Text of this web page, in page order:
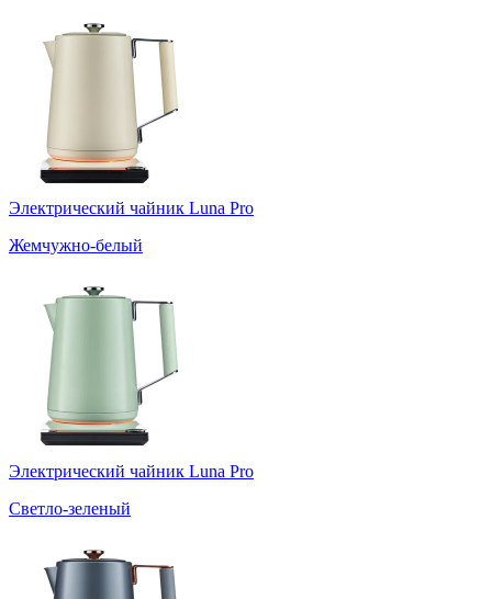
Электрический чайник Luna Pro
Жемчужно-белый
Электрический чайник Luna Pro
Светло-зеленый